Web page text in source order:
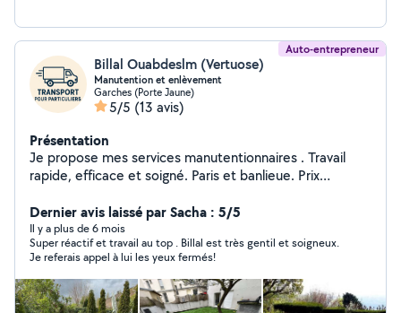
Auto-entrepreneur
Billal Ouabdeslm (Vertuose)
Manutention et enlèvement
Garches (Porte Jaune)
5/5 (13 avis)
Présentation
Je propose mes services manutentionnaires . Travail
rapide, efficace et soigné. Paris et banlieue. Prix
volume. N'hésitez pas à m'envoyer un message avec les
détails pour un devis rapide !
Dernier avis laissé par Sacha : 5/5
Il y a plus de 6 mois
Super réactif et travail au top . Billal est très gentil et soigneux.
Je referais appel à lui les yeux fermés!